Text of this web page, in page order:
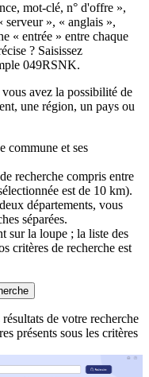
mot-clé, n° d'offre »,
serveur », « anglais »,
« entrée » entre chaque
? Saisissez
049RSNK.
avez la possibilité de
une région, un pays ou
commune et ses
recherche compris entre
est de 10 km).
départements, vous
séparées.
sur la loupe ; la liste des
critères de recherche est
de votre recherche
présents sous les critères